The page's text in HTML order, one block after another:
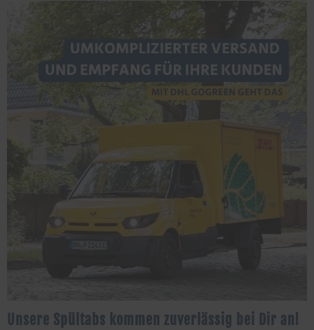
Unsere Spültabs kommen zuverlässig bei Dir an!